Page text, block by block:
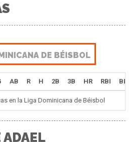
DE BÉISBOL
AB R H 2B 3B HR RBI BB
en la Liga Dominicana de Béisbol